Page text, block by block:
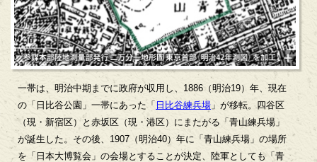
一帯は、明治中期までに政府が収用し、1886（明治19）年、現在
の「日比谷公園」一帯にあった「 日比谷練兵場 」が移転。四谷区
（現・新宿区）と赤坂区（現・港区）にまたがる「青山練兵場」
が誕生した。その後、1907（明治40）年に「青山練兵場」の場所
を「日本大博覧会」の会場とすることが決定、陸軍としても「青